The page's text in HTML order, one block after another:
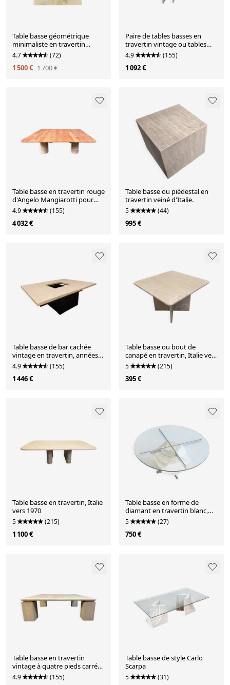
Table basse géométrique
minimaliste en travertin
italien des années 1970.
Moderne/Mid-century
4.7 (72)
1 500 € 1 700 €
Paire de tables basses en
travertin vintage ou tables
d'appoint, années 1970
4.9 (155)
1 092 €
Table basse en travertin rouge
d'Angelo Mangiarotti pour
Up&Up, Italie
4.9 (155)
4 032 €
Table basse ou piédestal en
travertin veiné d'Italie.
5 (44)
995 €
Table basse de bar cachée
vintage en travertin, années
1970
4.9 (155)
1 446 €
Table basse ou bout de
canapé en travertin, Italie vers
1970
5 (215)
395 €
Table basse en travertin, Italie
vers 1970
5 (215)
1 100 €
Table basse en forme de
diamant en travertin blanc,
Italie, 1960.
5 (27)
750 €
Table basse en travertin
vintage à quatre pieds carrés,
années 1970
4.9 (155)
Table basse de style Carlo
Scarpa
5 (31)